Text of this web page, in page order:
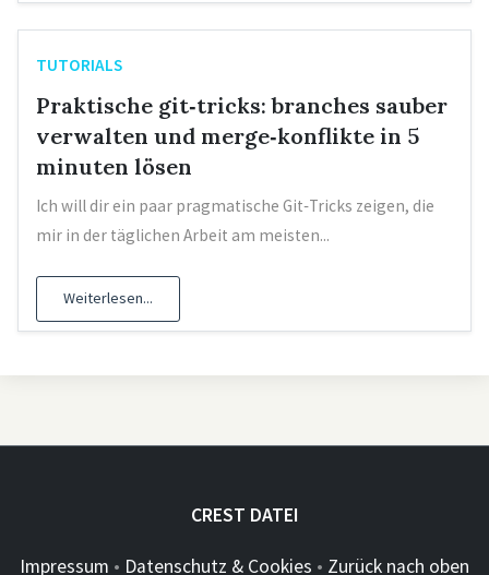
TUTORIALS
Praktische git‑tricks: branches sauber
verwalten und merge‑konflikte in 5
minuten lösen
Ich will dir ein paar pragmatische Git‑Tricks zeigen, die
mir in der täglichen Arbeit am meisten...
Weiterlesen...
CREST DATEI
Impressum • Datenschutz & Cookies • Zurück nach oben